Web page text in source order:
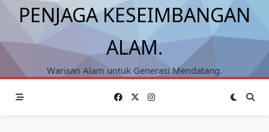
PENJAGA KESEIMBANGAN
ALAM.
Warisan Alam untuk Generasi Mendatang.